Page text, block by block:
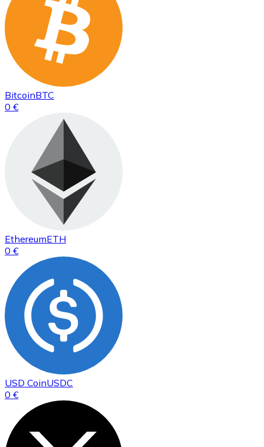
BitcoinBTC
0 €
EthereumETH
0 €
USD CoinUSDC
0 €